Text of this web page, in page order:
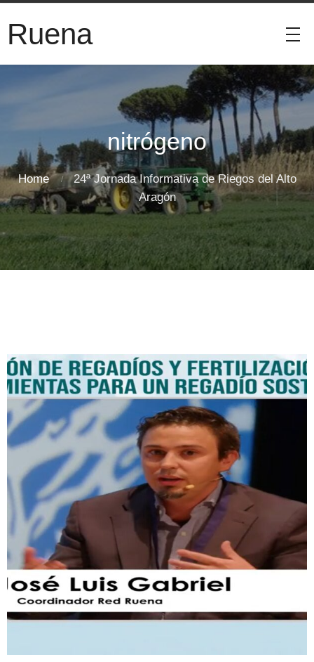
Ruena
nitrógeno
Home
24ª Jornada Informativa de Riegos del Alto
Aragón